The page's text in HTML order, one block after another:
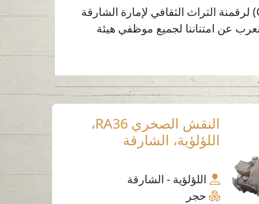
يأتي هذا العمل ضمن اتفاقية التعاون بين هيئة الشارقة للآثار ومؤسسة التراث الرقمي العالمي (Global Digital Heritage) لرقمنة التراث الثقافي لإمارة الشارقة
عن امتناننا لجميع موظفي هيئة
النقش الصخري RA36،
اللؤلؤية، الشارقة
اللؤلؤية - الشارقة
حجر